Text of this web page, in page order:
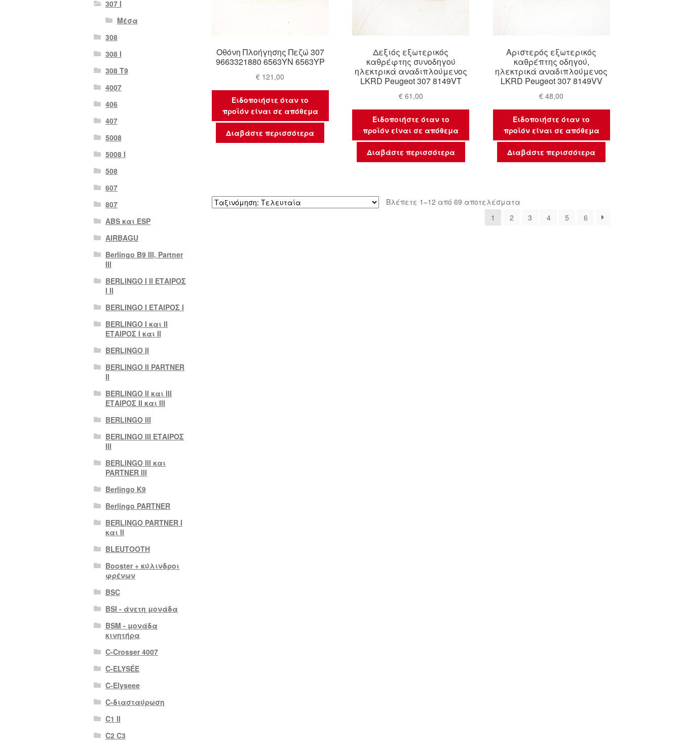
Οθόνη Πλοήγησης Πεζώ 307
9663321880 6563YN 6563YP
€ 121,00
Ειδοποιήστε όταν το
προϊόν είναι σε απόθεμα
Διαβάστε περισσότερα
Δεξιός εξωτερικός
καθρέφτης συνοδηγού
ηλεκτρικά αναδιπλούμενος
LKRD Peugeot 307 8149VT
€61,00
Ειδοποιήστε όταν το
προϊόν είναι σε απόθεμα
Διαβάστε περισσότερα
Αριστερός εξωτερικός
καθρέπτης οδηγού,
ηλεκτρικά αναδιπλούμενος
LKRD Peugeot 307 8149VV
€ 48,00
Ειδοποιήστε όταν το
προϊόν είναι σε απόθεμα
Διαβάστε περισσότερα
Βλέπετε 1–12 από 69 αποτελέσματαSorted
latest
1 2 3 4 5 6
307 Ι
Μέσα
308
308 Ι
308 Τ9
4007
406
407
5008
5008 Ι
508
607
807
ABS και ESP
AIRBAGU
Berlingo B9 III, Partner
III
BERLINGO I II ΕΤΑΙΡΟΣ
I II
BERLINGO I ΕΤΑΙΡΟΣ Ι
BERLINGO I και II
ΕΤΑΙΡΟΣ I και II
BERLINGO II
BERLINGO II PARTNER
II
BERLINGO II και III
ΕΤΑΙΡΟΣ II και III
BERLINGO III
BERLINGO III ΕΤΑΙΡΟΣ
III
BERLINGO III και
PARTNER III
Berlingo K9
Berlingo PARTNER
BERLINGO PARTNER I
και II
BLEUTOOTH
Booster + κύλινδροι
φρένων
BSC
BSI - άνετη μονάδα
BSM - μονάδα
κινητήρα
C-Crosser 4007
C-ELYSÉE
C-Elyseee
C-διασταύρωση
C1 II
C2 C3